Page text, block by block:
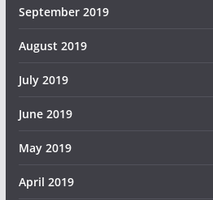
September 2019
August 2019
July 2019
June 2019
May 2019
April 2019